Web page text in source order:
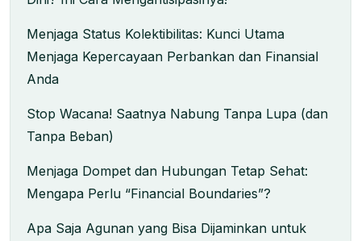
Menjaga Status Kolektibilitas: Kunci Utama
Menjaga Kepercayaan Perbankan dan Finansial
Anda
Stop Wacana! Saatnya Nabung Tanpa Lupa (dan
Tanpa Beban)
Menjaga Dompet dan Hubungan Tetap Sehat:
Mengapa Perlu “Financial Boundaries”?
Apa Saja Agunan yang Bisa Dijaminkan untuk